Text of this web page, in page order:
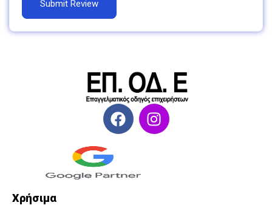
Χρήσιμα